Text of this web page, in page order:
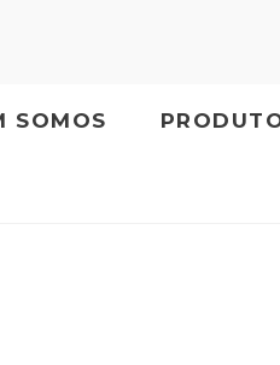
SOMOS